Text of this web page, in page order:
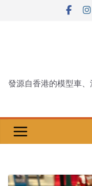
發源自香港的模型車